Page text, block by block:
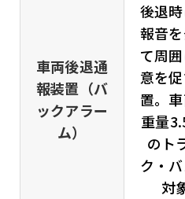
車両後退通
報装置（バ
ックアラー
ム）
後退
報音
て周
意を
置。
重量
のト
ク・
対